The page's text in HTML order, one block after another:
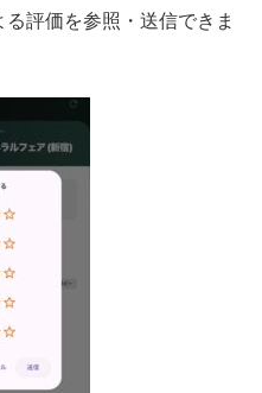
評価を参照・送信できま